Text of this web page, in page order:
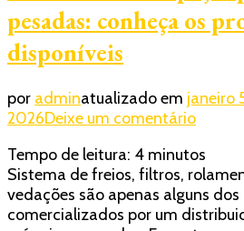
pesadas: conheça os
disponíveis
por adminatualizado em janeiro
2026Deixe um comentárioem
de
peças
para
Tempo de leitura: 4 minutos
Sistema de freios, filtros,
vedações são apenas alguns
comercializados por um